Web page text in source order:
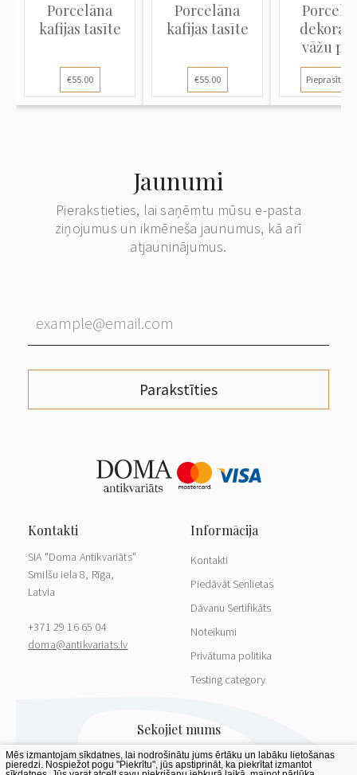
Porcelāna
kafijas tasīte
€55.00
Porcelāna
kafijas tasīte
€55.00
vāžu
Pieprasīt
Jaunumi
Pierakstieties, lai saņēmtu mūsu e-pasta
ziņojumus un ikmēneša jaunumus, kā arī
atjauninājumus.
Parakstīties
SIA "Doma Antikvariāts"
Smilšu iela 8, Rīga,
Latvia
+371 29 16 65 04
doma@antikvariats.lv
Kontakti
Piedāvāt Senlietas
Dāvanu Sertifikāts
Noteikumi
Privātuma politika
Testing category
Mēs izmantojam sīkdatnes, lai nodrošinātu jums ērtāku un labāku lietošanas
pieredzi. Nospiežot pogu "Piekrītu", jūs apstiprināt, ka piekrītat izmantot